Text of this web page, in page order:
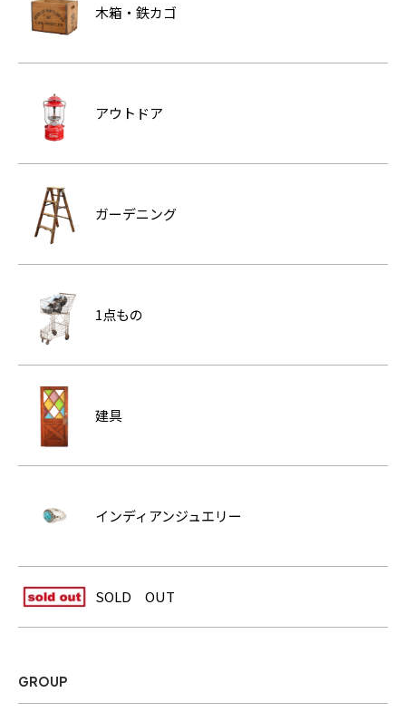
木箱・鉄カゴ
アウトドア
ガーデニング
1点もの
建具
インディアンジュエリー
SOLD OUT
GROUP